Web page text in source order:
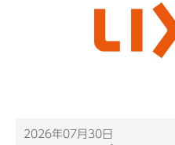
2026年07月30日